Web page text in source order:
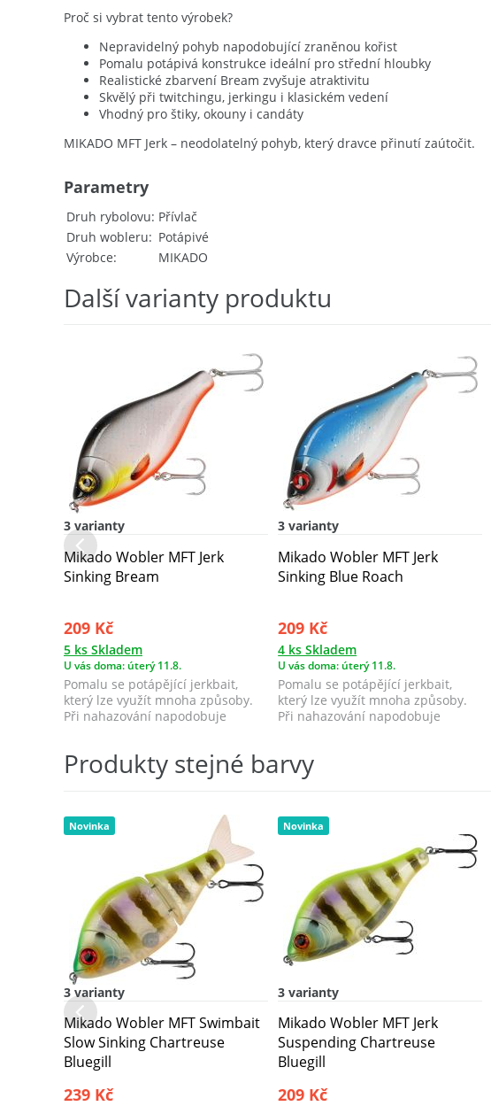
Proč si vybrat tento výrobek?
Nepravidelný pohyb napodobující zraněnou kořist
Pomalu potápivá konstrukce ideální pro střední hloubky
Realistické zbarvení Bream zvyšuje atraktivitu
Skvělý při twitchingu, jerkingu i klasickém vedení
Vhodný pro štiky, okouny i candáty
MIKADO MFT Jerk – neodolatelný pohyb, který dravce přinutí zaútočit.
Druh rybolovu Přívlač
Druh wobleru
Potápivé
Výrobce
MIKADO
Parametry
Další varianty produktu
3 varianty
Mikado Wobler MFT Jerk
Sinking Bream
209 Kč
5 ks Skladem
U vás doma: úterý 11.8.
Pomalu se potápějící jerkbait,
který lze využít mnoha způsoby.
Při nahazování napodobuje
3 varianty
Mikado Wobler MFT Jerk
Sinking Blue Roach
209 Kč
4 ks Skladem
U vás doma: úterý 11.8.
Pomalu se potápějící jerkbait,
který lze využít mnoha způsoby.
Při nahazování napodobuje
Produkty stejné barvy
Novinka
3 varianty
Mikado Wobler MFT Swimbait
Slow Sinking Chartreuse
Bluegill
239 Kč
Novinka
3 varianty
Mikado Wobler MFT Jerk
Suspending Chartreuse
Bluegill
209 Kč